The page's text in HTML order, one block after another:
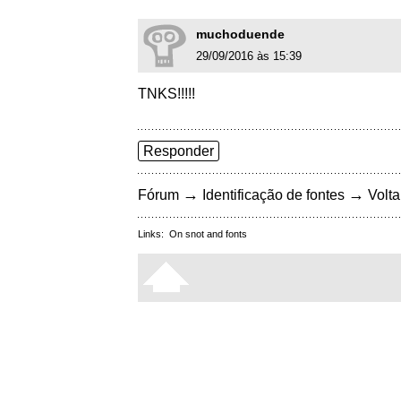
muchoduende
29/09/2016 às 15:39
TNKS!!!!!
Responder
Fórum → Identificação de fontes →
Links: On snot and fonts